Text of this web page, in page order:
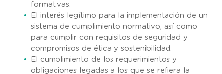
formativas.
El interés legítimo para la implementación de un
sistema de cumplimiento normativo, así como
para cumplir con requisitos de seguridad y
compromisos de ética y sostenibilidad.
El cumplimiento de los requerimientos y
obligaciones legadas a los que se refiera la